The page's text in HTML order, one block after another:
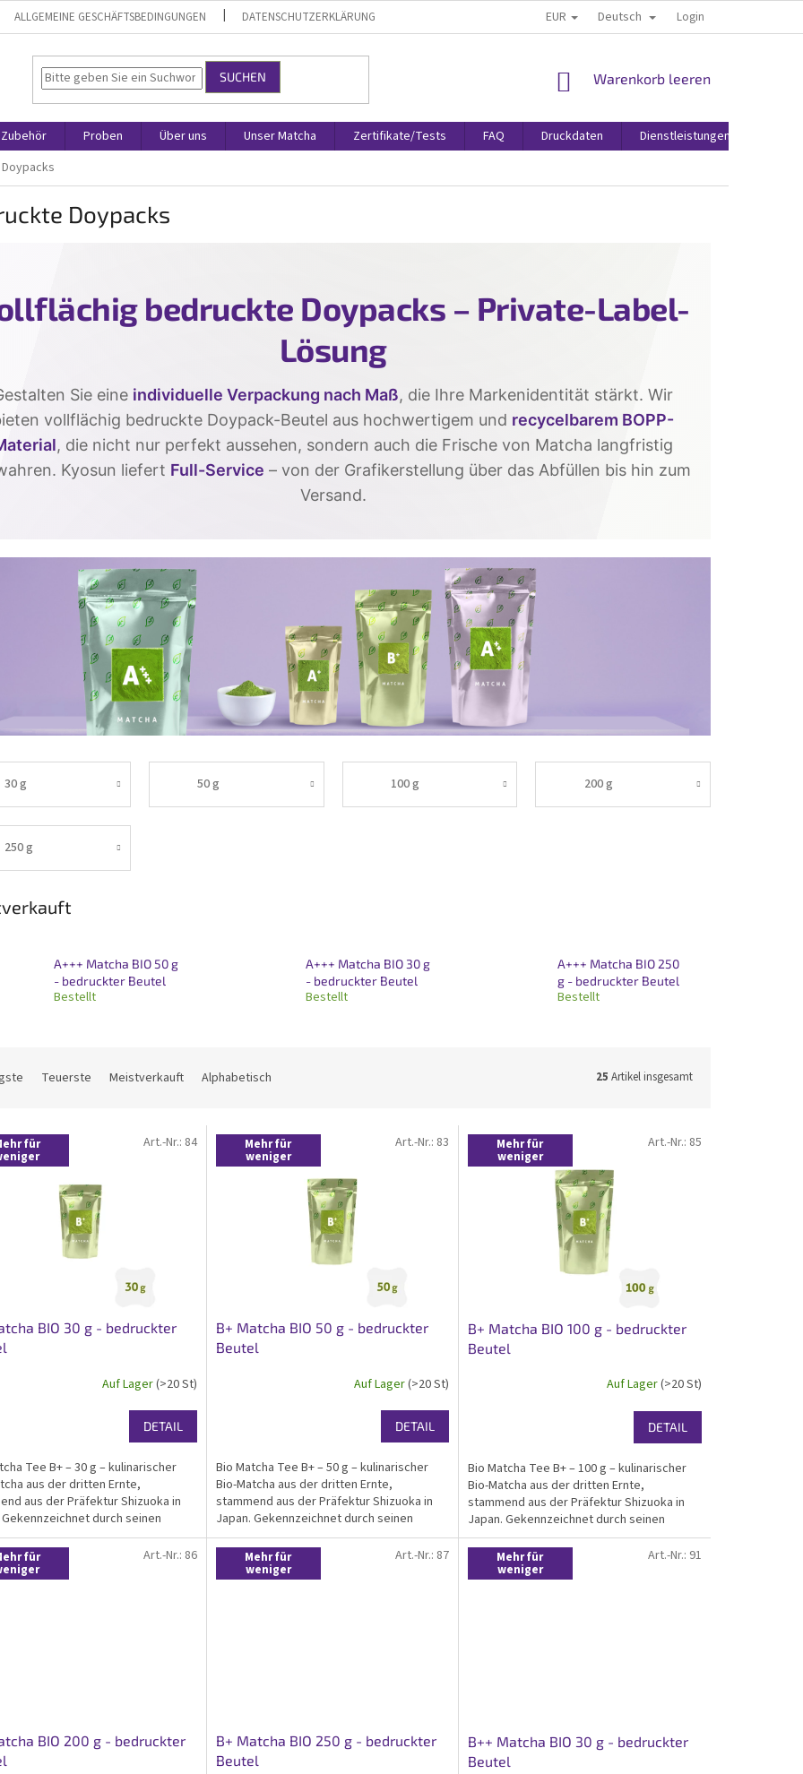
ALLGEMEINE GESCHÄFTSBEDINGUNGEN DATENSCHUTZERKLÄRUNG EUR Deutsch Login
SUCHEN WARENKORB
Warenkorb leeren
Proben Über uns Unser Matcha Zertifikate/Tests FAQ Druckdaten Dienstleistungen
Doypacks
bedruckte Doypacks – Private-Label-
Lösung
Sie eine individuelle Verpackung nach Maß, die Ihre Markenidentität stärkt. Wir
vollflächig bedruckte Doypack-Beutel aus hochwertigem und recycelbarem BOPP-
, die nicht nur perfekt aussehen, sondern auch die Frische von Matcha langfristig
Kyosun liefert Full-Service – von der Grafikerstellung über das Abfüllen bis hin zum
Versand.
30 g 50 g 100 g 200 g
250 g
A+++ Matcha BIO 50 g
- bedruckter Beutel
Bestellt
A+++ Matcha BIO 30 g
- bedruckter Beutel
Bestellt
A+++ Matcha BIO 250
g - bedruckter Beutel
Bestellt
Teuerste Meistverkauft Alphabetisch 25 Artikel insgesamt
für
BIO 30 g - bedruckter
Auf Lager(>20 St)
DETAIL
Tee B+ – 30 g – kulinarischer
aus der dritten Ernte,
aus der Präfektur Shizuoka in
Gekennzeichnet durch seinen
Geschmack mit höherer
und guten
Bio-zertifiziert....
Art.-Nr.: 84 Mehr für
weniger
B+ Matcha BIO 50 g - bedruckter
Beutel
Auf Lager(>20 St)
DETAIL
Bio Matcha Tee B+ – 50 g – kulinarischer
Bio-Matcha aus der dritten Ernte,
stammend aus der Präfektur Shizuoka in
Japan. Gekennzeichnet durch seinen
kräftigen Geschmack mit höherer
Adstringenz und guten
Antioxidantiengehalt. Bio-zertifiziert....
Art.-Nr.: 83 Mehr für
weniger
B+ Matcha BIO 100 g - bedruckter
Beutel
Auf Lager(>20 St)
DETAIL
Bio Matcha Tee B+ – 100 g – kulinarischer
Bio-Matcha aus der dritten Ernte,
stammend aus der Präfektur Shizuoka in
Japan. Gekennzeichnet durch seinen
kräftigen Geschmack mit höherer
Adstringenz und guten
Antioxidantiengehalt. Bio-zertifiziert....
Art.-Nr.: 85
für
BIO 200 g - bedruckter
Art.-Nr.: 86 Mehr für
weniger
B+ Matcha BIO 250 g - bedruckter
Beutel
Art.-Nr.: 87 Mehr für
weniger
B++ Matcha BIO 30 g - bedruckter
Beutel
Art.-Nr.: 91